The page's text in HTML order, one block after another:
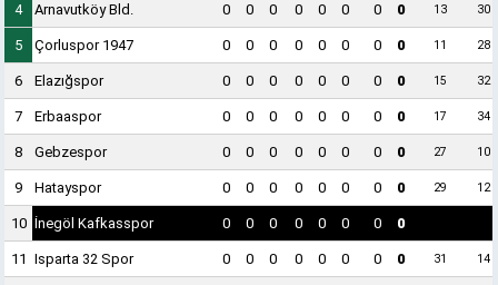
4 Arnavutköy Bld. 0 0 0 0 0 0 0 0 13 30
5 Çorluspor 1947 0 0 0 0 0 0 0 0 11 28
6 Elazığspor 0 0 0 0 0 0 0 0 15 32
7 Erbaaspor 0 0 0 0 0 0 0 0 17 34
8 Gebzespor 0 0 0 0 0 0 0 0 27 10
9 Hatayspor 0 0 0 0 0 0 0 0 29 12
10 İnegöl Kafkasspor 0 0 0 0 0 0 0 0
11 Isparta 32 Spor 0 0 0 0 0 0 0 0 31 14